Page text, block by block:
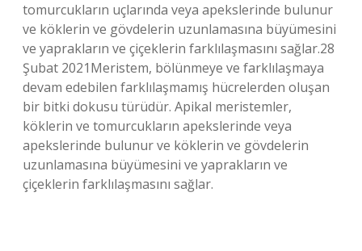
tomurcukların uçlarında veya apekslerinde bulunur
ve köklerin ve gövdelerin uzunlamasına büyümesini
ve yaprakların ve çiçeklerin farklılaşmasını sağlar.28
Şubat 2021Meristem, bölünmeye ve farklılaşmaya
devam edebilen farklılaşmamış hücrelerden oluşan
bir bitki dokusu türüdür. Apikal meristemler,
köklerin ve tomurcukların apekslerinde veya
apekslerinde bulunur ve köklerin ve gövdelerin
uzunlamasına büyümesini ve yaprakların ve
çiçeklerin farklılaşmasını sağlar.